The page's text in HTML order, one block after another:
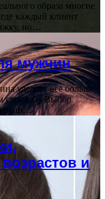
образа многие
каждый клиент
но…
мужчин
уделяет все больше
стрижке. Выбор
и